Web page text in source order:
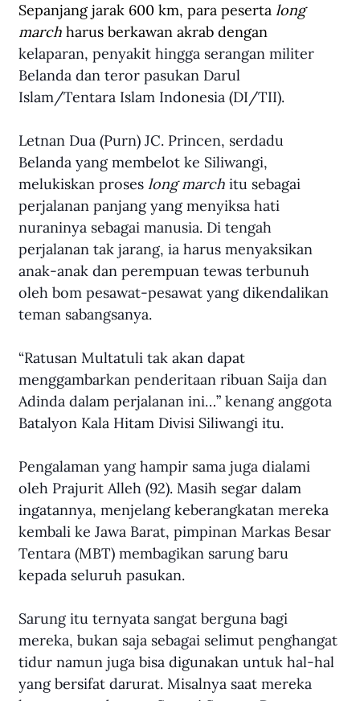
Sepanjang jarak 600 km, para peserta long
march harus berkawan akrab dengan
kelaparan, penyakit hingga serangan militer
Belanda dan teror pasukan Darul
Islam/Tentara Islam Indonesia (DI/TII).
Letnan Dua (Purn) JC. Princen, serdadu
Belanda yang membelot ke Siliwangi,
melukiskan proses long march itu sebagai
perjalanan panjang yang menyiksa hati
nuraninya sebagai manusia. Di tengah
perjalanan tak jarang, ia harus menyaksikan
anak-anak dan perempuan tewas terbunuh
oleh bom pesawat-pesawat yang dikendalikan
teman sabangsanya.
“Ratusan Multatuli tak akan dapat
menggambarkan penderitaan ribuan Saija dan
Adinda dalam perjalanan ini…” kenang anggota
Batalyon Kala Hitam Divisi Siliwangi itu.
Pengalaman yang hampir sama juga dialami
oleh Prajurit Alleh (92). Masih segar dalam
ingatannya, menjelang keberangkatan mereka
kembali ke Jawa Barat, pimpinan Markas Besar
Tentara (MBT) membagikan sarung baru
kepada seluruh pasukan.
Sarung itu ternyata sangat berguna bagi
mereka, bukan saja sebagai selimut penghangat
tidur namun juga bisa digunakan untuk hal-hal
yang bersifat darurat. Misalnya saat mereka